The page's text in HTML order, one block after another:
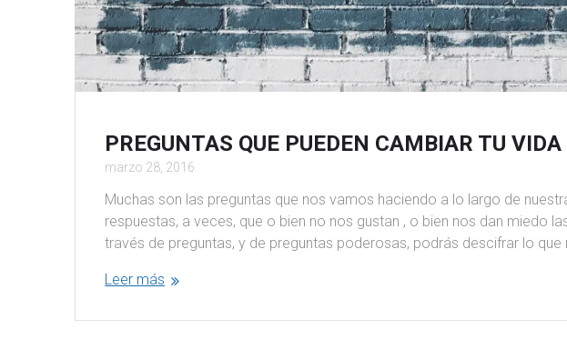
PREGUNTAS QUE PUEDEN CAMBIAR TU VIDA
marzo 28, 2016
Muchas son las preguntas que nos vamos haciendo a lo largo de
respuestas, a veces, que o bien no nos gustan , o bien nos dan miedo
través de preguntas, y de preguntas poderosas, podrás descifrar lo
Leer más